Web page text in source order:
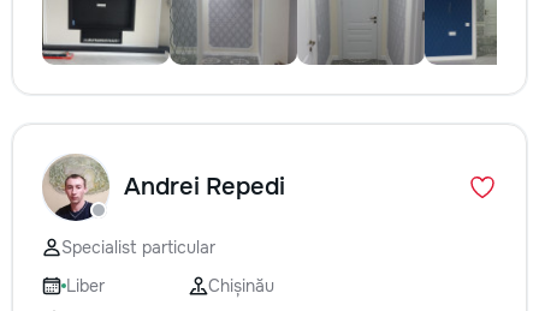
Andrei Repedi
Specialist particular
Liber
Chișinău